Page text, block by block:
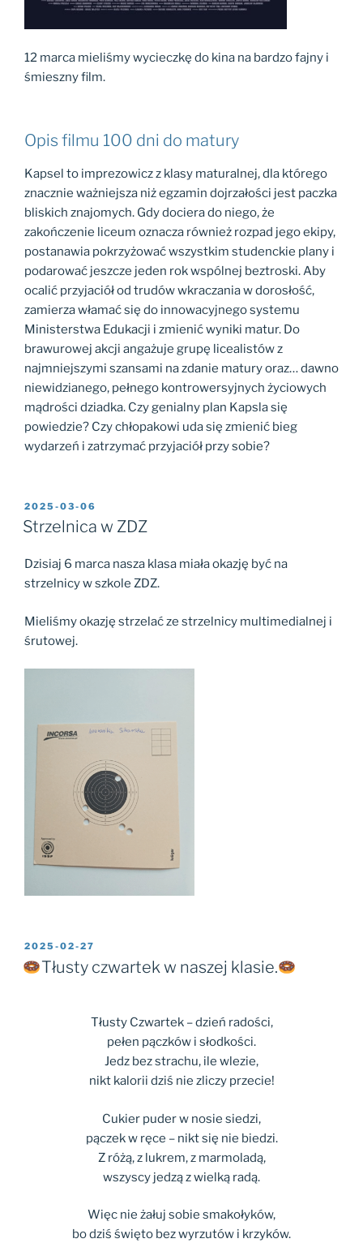
12 marca mieliśmy wycieczkę do kina na bardzo fajny i
śmieszny film.
Opis filmu 100 dni do matury
Kapsel to imprezowicz z klasy maturalnej, dla którego
znacznie ważniejsza niż egzamin dojrzałości jest paczka
bliskich znajomych. Gdy dociera do niego, że
zakończenie liceum oznacza również rozpad jego ekipy,
postanawia pokrzyżować wszystkim studenckie plany i
podarować jeszcze jeden rok wspólnej beztroski. Aby
ocalić przyjaciół od trudów wkraczania w dorosłość,
zamierza włamać się do innowacyjnego systemu
Ministerstwa Edukacji i zmienić wyniki matur. Do
brawurowej akcji angażuje grupę licealistów z
najmniejszymi szansami na zdanie matury oraz… dawno
niewidzianego, pełnego kontrowersyjnych życiowych
mądrości dziadka. Czy genialny plan Kapsla się
powiedzie? Czy chłopakowi uda się zmienić bieg
wydarzeń i zatrzymać przyjaciół przy sobie?
2025-03-06
Strzelnica w ZDZ
Dzisiaj 6 marca nasza klasa miała okazję być na
strzelnicy w szkole ZDZ.
Mieliśmy okazję strzelać ze strzelnicy multimedialnej i
śrutowej.
2025-02-27
Tłusty czwartek w naszej klasie.
Tłusty Czwartek – dzień radości,
pełen pączków i słodkości.
Jedz bez strachu, ile wlezie,
nikt kalorii dziś nie zliczy przecie!
Cukier puder w nosie siedzi,
pączek w ręce – nikt się nie biedzi.
Z różą, z lukrem, z marmoladą,
wszyscy jedzą z wielką radą.
Więc nie żałuj sobie smakołyków,
bo dziś święto bez wyrzutów i krzyków.